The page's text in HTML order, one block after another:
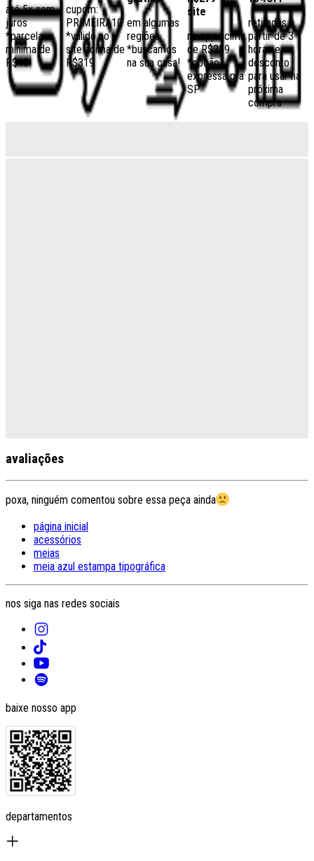
até 5x sem
juros
*parcela
mínima de
R$40
cupom:
PRIMEIRA10
*válido no
site acima de
R$319
em algumas
regiões,
*buscamos
na sua casa!
site
no app acima
de R$259
*opção
expressa pra
SP
retiradas a
partir de 3
horas e
desconto
para usar na
próxima
compra
avaliações
poxa, ninguém comentou sobre essa peça ainda
página inicial
acessórios
meias
meia azul estampa tipográfica
nos siga nas redes sociais
baixe nosso app
departamentos